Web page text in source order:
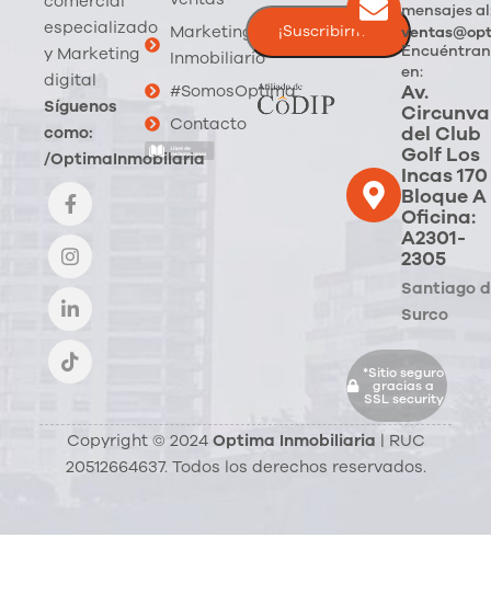
especializado
y Marketing
digital
Síguenos
como:
/OptimaInmobilaria
Marketing
Inmobiliario
#SomosOptima
Contacto
mensajes
en:
Av.
del Club
Golf Los
Incas 170
Bloque A
Oficina:
A2301-
2305
Santiago
Surco
*Sitio seguro
gracias a
SSL security
Copyright © 2024 Optima Inmobiliaria | RUC
20512664637. Todos los derechos reservados.